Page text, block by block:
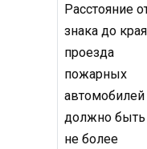
Расстояние
знака до края
проезда
пожарных
автомобилей
должно быть
не более